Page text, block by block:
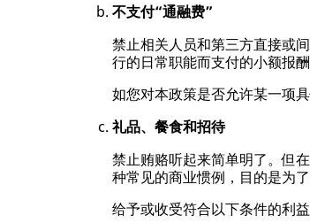
不支付“通融费”
禁止相关人员和第三方直接或
行的日常职能而支付的小额报
如您对本政策是否允许某一项
礼品、餐食和招待
禁止贿赂听起来简单明了。但
种常见的商业惯例，目的是为
给予或收受符合以下条件的利